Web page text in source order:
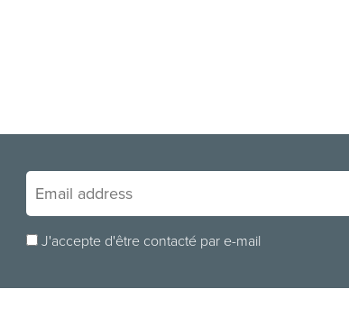
J'accepte d'être contacté par e-mail